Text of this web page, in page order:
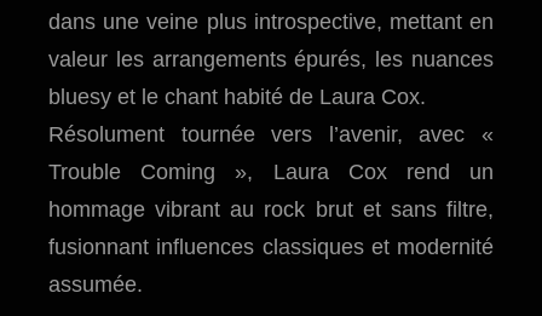
dans une veine plus introspective, mettant en
valeur les arrangements épurés, les nuances
bluesy et le chant habité de Laura Cox.
Résolument tournée vers l’avenir, avec «
Trouble Coming », Laura Cox rend un
hommage vibrant au rock brut et sans filtre,
fusionnant influences classiques et modernité
assumée.